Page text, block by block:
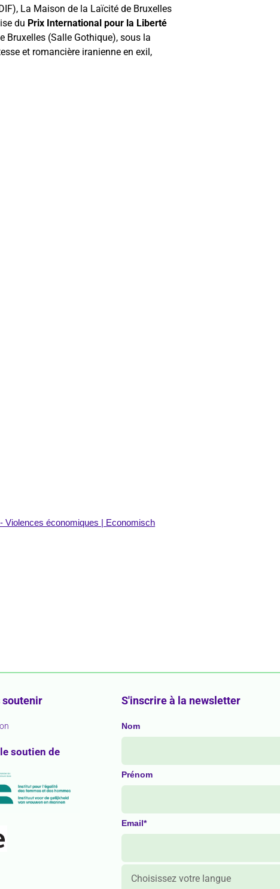
La Maison de la Laïcité de Bruxelles
du Prix International pour la Liberté
Bruxelles (Salle Gothique), sous la
et romancière iranienne en exil,
Violences économiques | Economisch
soutenir
soutien de
S'inscrire à la newsletter
Nom
Prénom
Email*